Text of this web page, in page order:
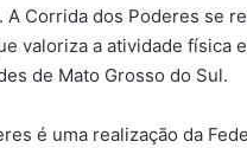
A Corrida dos Poderes se
valoriza a atividade física
de Mato Grosso do Sul.
é uma realização da